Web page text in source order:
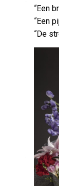
“Een
“Een
“De